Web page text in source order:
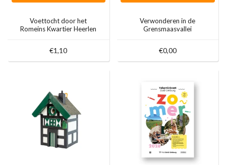
Voettocht door het
Romeins Kwartier Heerlen
€1,10
Verwonderen in de
Grensmaasvallei
€0,00